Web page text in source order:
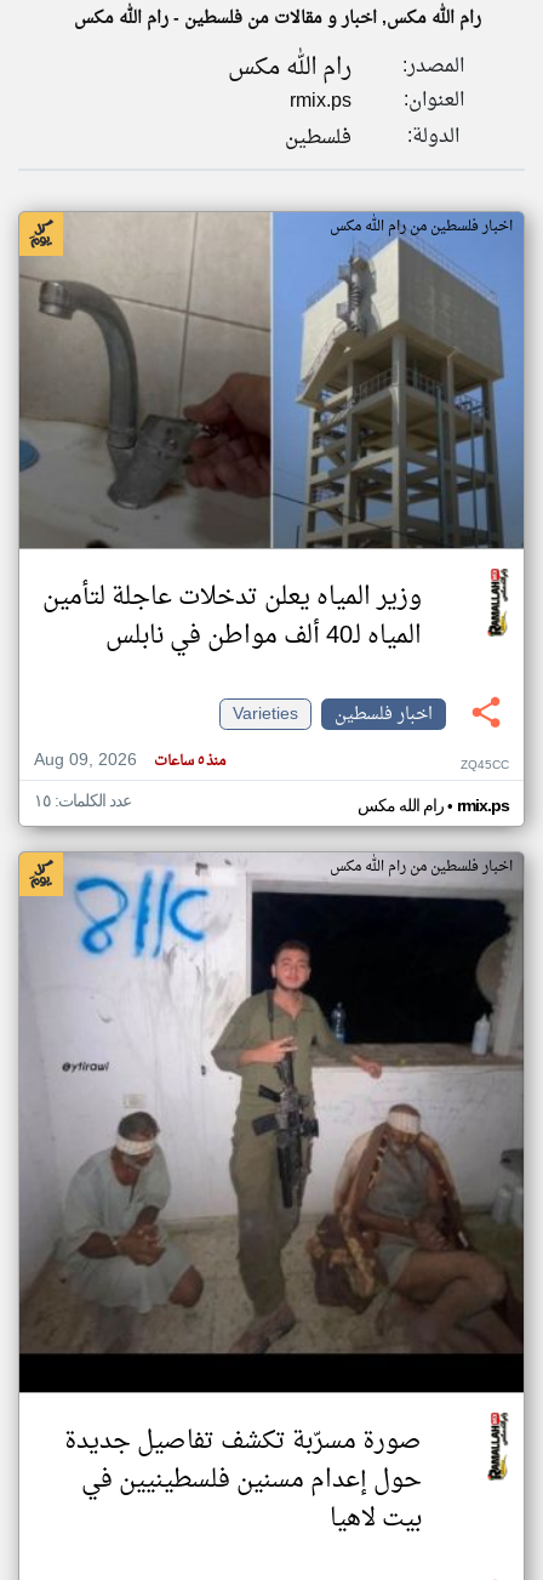
اخبار فلسطين على مدار الساعة
رام الله مكس, اخبار و مقالات من فلسطين - رام الله مكس
المصدر: رام الله مكس
العنوان:
rmix.ps
الدولة:
فلسطين
اخبار فلسطين من رام الله مكس
وزير المياه يعلن تدخلات عاجلة لتأمين
المياه لـ40 ألف مواطن في نابلس
اخبار فلسطين
Varieties
Aug 09, 2026
منذ ٥ ساعات ZQ45CC
رام الله مكس• rmix.ps عدد الكلمات: ١٥
اخبار فلسطين من رام الله مكس
صورة مسرّبة تكشف تفاصيل جديدة
حول إعدام مسنين فلسطينيين في
بيت لاهيا
klyoum.com